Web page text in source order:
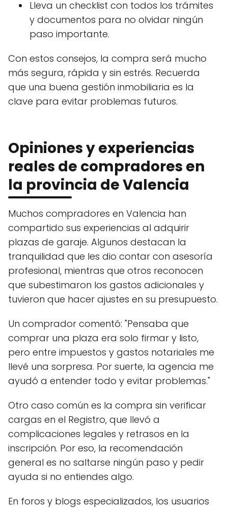
Lleva un checklist con todos los trámites
y documentos para no olvidar ningún
paso importante.
Con estos consejos, la compra será mucho
más segura, rápida y sin estrés. Recuerda
que una buena gestión inmobiliaria es la
clave para evitar problemas futuros.
Opiniones y experiencias
reales de compradores en
la provincia de Valencia
Muchos compradores en Valencia han
compartido sus experiencias al adquirir
plazas de garaje. Algunos destacan la
tranquilidad que les dio contar con asesoría
profesional, mientras que otros reconocen
que subestimaron los gastos adicionales y
tuvieron que hacer ajustes en su presupuesto.
Un comprador comentó: "Pensaba que
comprar una plaza era solo firmar y listo,
pero entre impuestos y gastos notariales me
llevé una sorpresa. Por suerte, la agencia me
ayudó a entender todo y evitar problemas."
Otro caso común es la compra sin verificar
cargas en el Registro, que llevó a
complicaciones legales y retrasos en la
inscripción. Por eso, la recomendación
general es no saltarse ningún paso y pedir
ayuda si no entiendes algo.
En foros y blogs especializados, los usuarios